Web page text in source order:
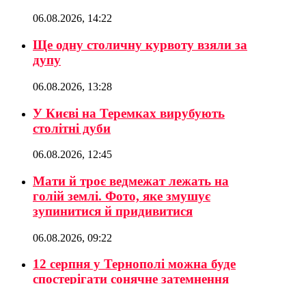
06.08.2026, 14:22
Ще одну столичну курвоту взяли за
дупу
06.08.2026, 13:28
У Києві на Теремках вирубують
столітні дуби
06.08.2026, 12:45
Мати й троє ведмежат лежать на
голій землі. Фото, яке змушує
зупинитися й придивитися
06.08.2026, 09:22
12 серпня у Тернополі можна буде
спостерігати сонячне затемнення